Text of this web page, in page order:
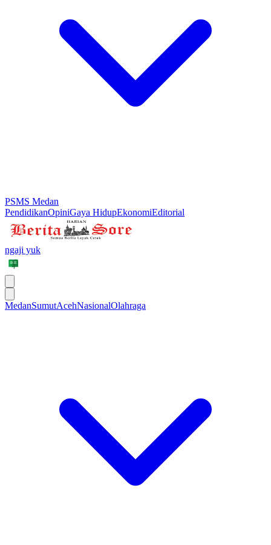
PSMS Medan
PendidikanOpiniGaya HidupEkonomiEditorial
ngaji yuk
MedanSumutAcehNasionalOlahraga